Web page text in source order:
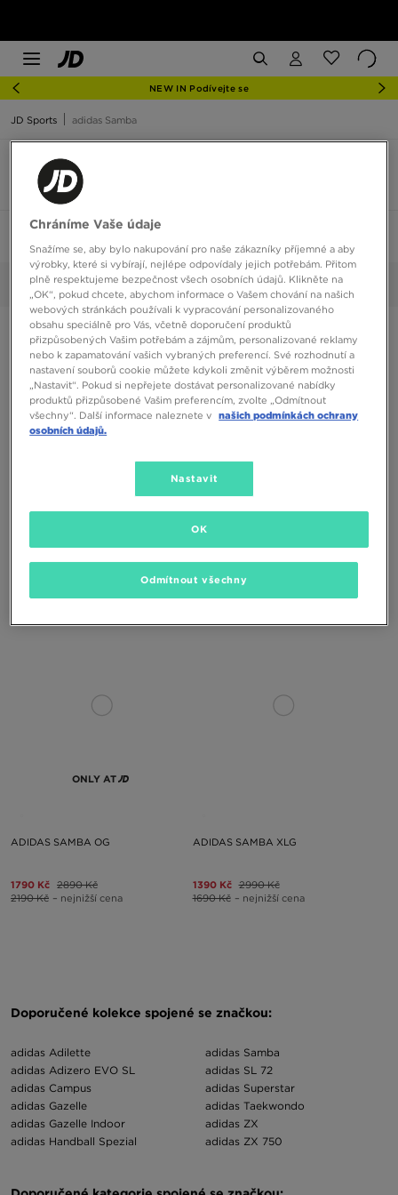
NEW IN Podívejte se
JD Sports adidas Samba
Vybrané: 44 2/3 Smazat vše
2590 Kč 2590 Kč
ONLY AT
ADIDAS SAMBA OG
1790 Kč 2890 Kč
2190 Kč – nejnižší cena
ADIDAS SAMBA XLG
1390 Kč 2990 Kč
1690 Kč – nejnižší cena
Doporučené kolekce spojené se značkou:
adidas Adilette
adidas Adizero EVO SL
adidas Campus
adidas Gazelle
adidas Gazelle Indoor
adidas Handball Spezial
adidas Samba
adidas SL 72
adidas Superstar
adidas Taekwondo
adidas ZX
adidas ZX 750
Chráníme Vaše údaje
Snažíme se, aby bylo nakupování pro naše zákazníky příjemné a aby
výrobky, které si vybírají, nejlépe odpovídaly jejich potřebám. Přitom
plně respektujeme bezpečnost všech osobních údajů. Klikněte na
„OK“, pokud chcete, abychom informace o Vašem chování na našich
webových stránkách používali k vypracování personalizovaného
obsahu speciálně pro Vás, včetně doporučení produktů
přizpůsobených Vašim potřebám a zájmům, personalizované reklamy
nebo k zapamatování vašich vybraných preferencí. Své rozhodnutí a
nastavení souborů cookie můžete kdykoli změnit výběrem možnosti
„Nastavit“. Pokud si nepřejete dostávat personalizované nabídky
produktů přizpůsobené Vašim preferencím, zvolte „Odmítnout
všechny“. Další informace naleznete v našich podmínkách ochrany
osobních údajů.
Nastavit
Odmítnout všechny
OK